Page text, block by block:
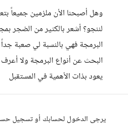
وهل أصبحنا الأن ملزمين جميعاً
لننجو؟ أشعر بالكثير من الضجر
البرمجة فهي بالنسبة لي صعبة
البحث عن أنواع البرمجة ولا
يعود بذات الأهمية في المستقبل
يرجى الدخول لحسابك أو تسجيل